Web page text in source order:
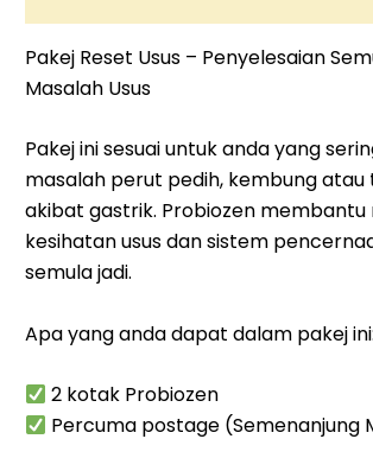
Pakej Reset Usus – Penyelesaian
Masalah Usus
Pakej ini sesuai untuk anda yang
masalah perut pedih, kembung atau
akibat gastrik. Probiozen membantu
kesihatan usus dan sistem
semula jadi.
Apa yang anda dapat dalam pakej ini:
2 kotak Probiozen
Percuma postage (Semenanjung